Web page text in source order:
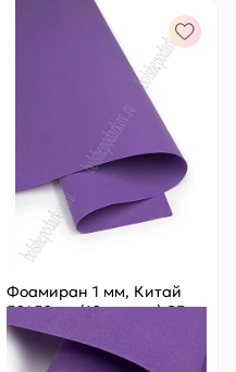
Фоамиран 1 мм, Китай
50*50 см (10 листов) SF-
3431, фиолетовый №1069
Цена заед.: 18.2 ₽